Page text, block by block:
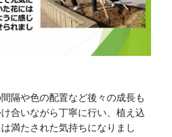
隔や色の配置など後々の成長も
合いながら丁寧に行い、植え込
満たされた気持ちになりまし